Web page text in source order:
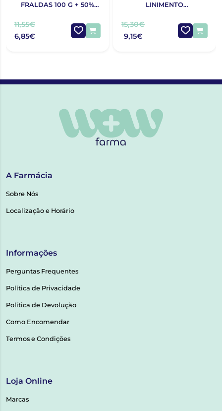
FRALDAS 100 G + 50%
11,55€
6,85€
LINIMENTO
15,30€
9,15€
A Farmácia
Sobre Nós
Localização e Horário
Informações
Perguntas Frequentes
Política de Privacidade
Política de Devolução
Como Encomendar
Termos e Condições
Loja Online
Marcas